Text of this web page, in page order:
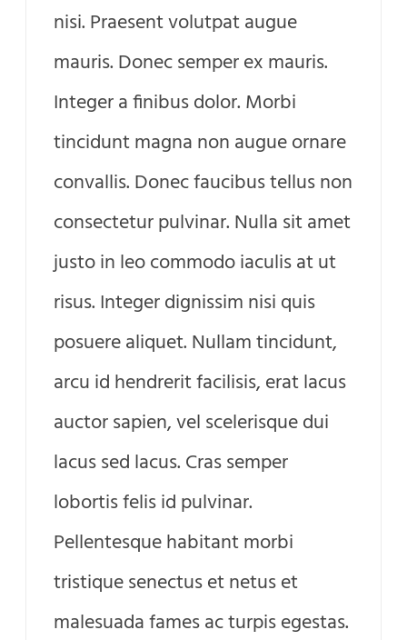
nisi. Praesent volutpat augue
mauris. Donec semper ex mauris.
Integer a finibus dolor. Morbi
tincidunt magna non augue ornare
convallis. Donec faucibus tellus non
consectetur pulvinar. Nulla sit amet
justo in leo commodo iaculis at ut
risus. Integer dignissim nisi quis
posuere aliquet. Nullam tincidunt,
arcu id hendrerit facilisis, erat lacus
auctor sapien, vel scelerisque dui
lacus sed lacus. Cras semper
lobortis felis id pulvinar.
Pellentesque habitant morbi
tristique senectus et netus et
malesuada fames ac turpis egestas.